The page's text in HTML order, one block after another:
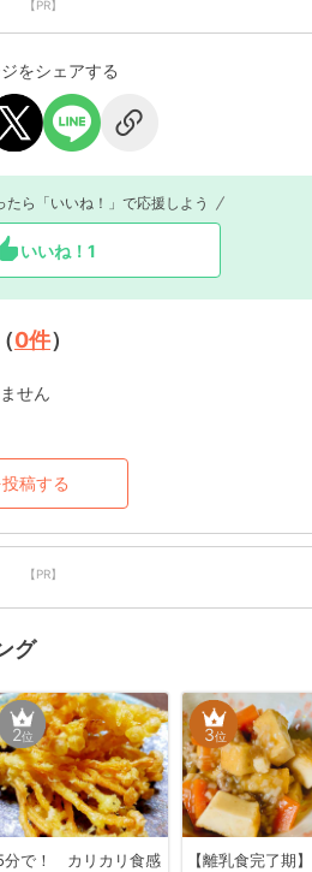
【PR】
をシェアする
ら「いいね！」で応援しよう
いいね！ 1
0件）
せん
稿する
【PR】
グ
2位
分で！ カリカリ食感
3位
【離乳食完了期